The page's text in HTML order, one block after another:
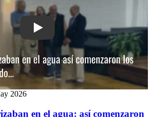
Play: Aviones que aterrizaban en el
2026
en el agua: así comenzaron